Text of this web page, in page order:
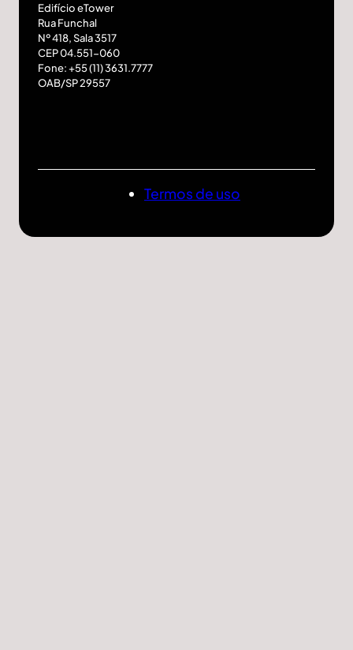
Edifício eTower
Rua Funchal
Nº 418, Sala 3517
CEP 04.551-060
Fone: +55 (11) 3631.7777
OAB/SP 29557
Termos de uso